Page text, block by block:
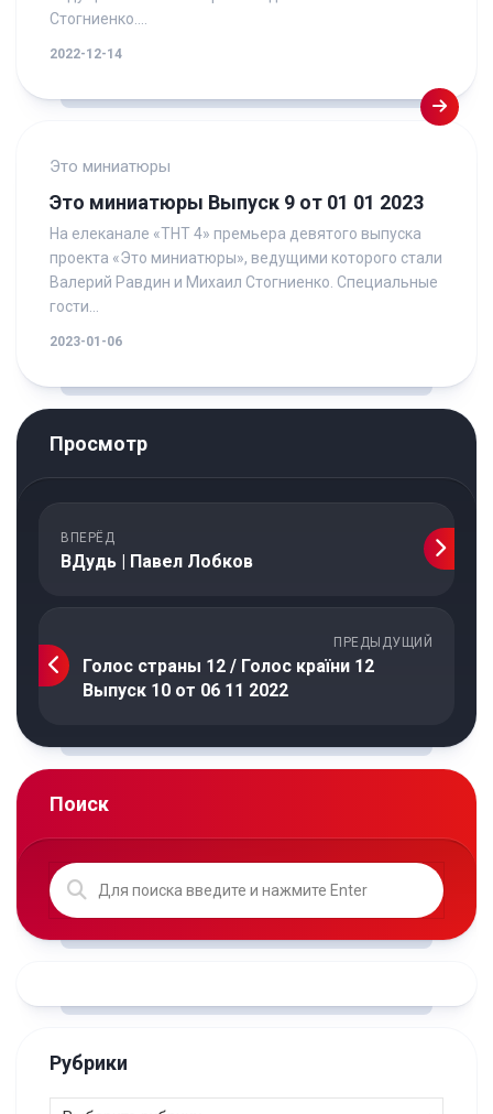
Стогниенко....
2022-12-14
Это миниатюры
Это миниатюры Выпуск 9 от 01 01 2023
На елеканале «ТНТ 4» премьера девятого выпуска
проекта «Это миниатюры», ведущими которого стали
Валерий Равдин и Михаил Стогниенко. Специальные
гости...
2023-01-06
Просмотр
ВПЕРЁД
ВДудь | Павел Лобков
ПРЕДЫДУЩИЙ
Голос страны 12 / Голос країни 12
Выпуск 10 от 06 11 2022
Поиск
Рубрики